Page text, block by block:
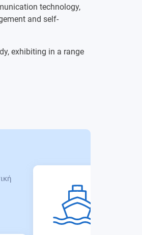
Entrepreneurship
technology,
and self-
exhibiting in a range